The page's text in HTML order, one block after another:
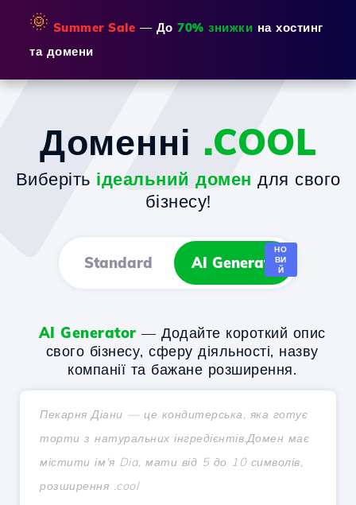
🌞 Summer Sale — До 70% знижки на хостинг
та домени
Доменні .COOL
Виберіть ідеальний домен для свого
бізнесу!
Standard AI Generator
НО
ВИ
Й
AI Generator — Додайте короткий опис
свого бізнесу, сферу діяльності, назву
компанії та бажане розширення.